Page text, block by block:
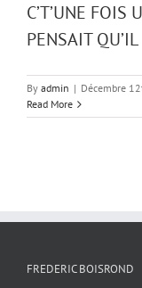
C’T’UNE FOIS
PENSAIT
By admin | Décembre
Read More
FREDERIC BOISROND